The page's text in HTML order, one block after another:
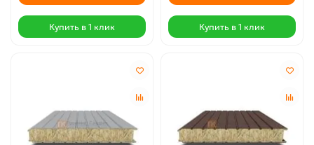
Купить в 1 клик Купить в 1 клик